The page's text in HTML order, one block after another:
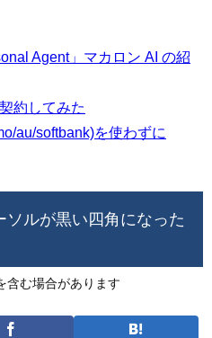
Agent」マカロン AI の紹
約してみた
au/softbank)を使わずに
ルが黒い四角になった
含む場合があります